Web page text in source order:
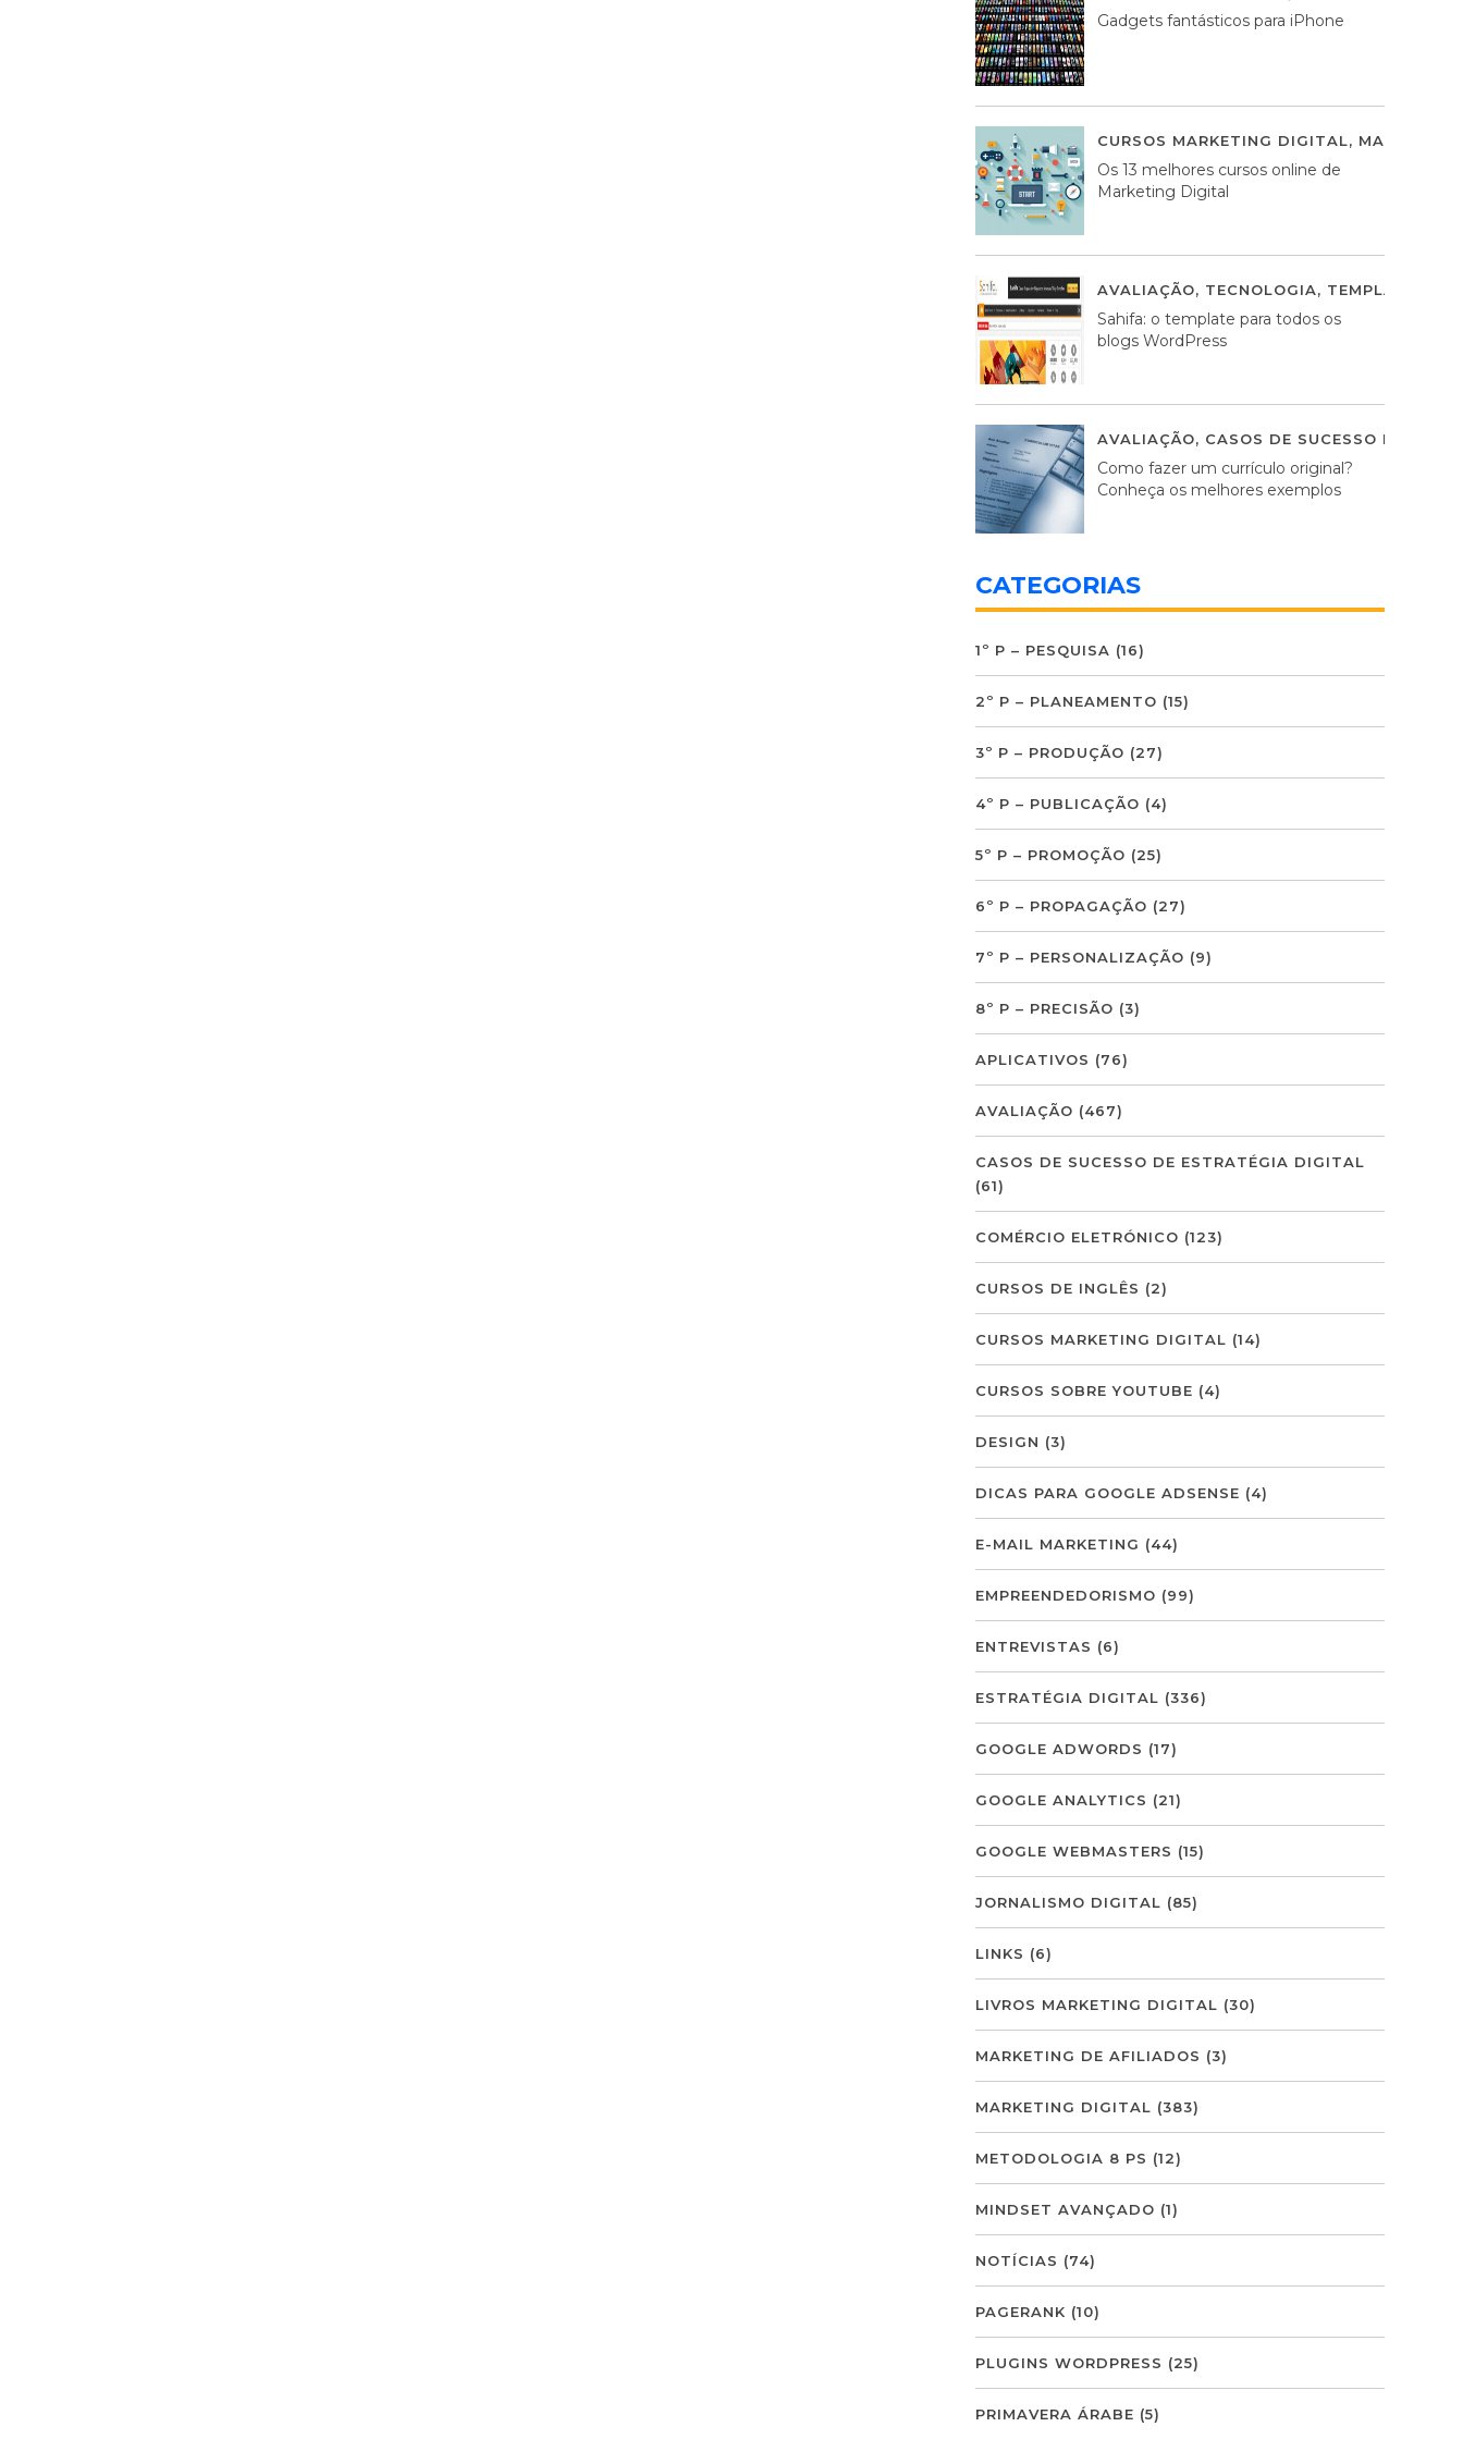
Gadgets fantásticos para iPhone
CURSOS MARKETING DIGITAL,
Os 13 melhores cursos online de
Marketing Digital
AVALIAÇÃO, TECNOLOGIA, TEMPLATES
Sahifa: o template para todos os
blogs WordPress
AVALIAÇÃO, CASOS DE SUCESSO DE
Como fazer um currículo original?
Conheça os melhores exemplos
CATEGORIAS
1º P – PESQUISA (16)
2º P – PLANEAMENTO (15)
3º P – PRODUÇÃO (27)
4º P – PUBLICAÇÃO (4)
5º P – PROMOÇÃO (25)
6º P – PROPAGAÇÃO (27)
7º P – PERSONALIZAÇÃO (9)
8º P – PRECISÃO (3)
APLICATIVOS (76)
AVALIAÇÃO (467)
CASOS DE SUCESSO DE ESTRATÉGIA DIGITAL
(61)
COMÉRCIO ELETRÓNICO (123)
CURSOS DE INGLÊS (2)
CURSOS MARKETING DIGITAL (14)
CURSOS SOBRE YOUTUBE (4)
DESIGN (3)
DICAS PARA GOOGLE ADSENSE (4)
E-MAIL MARKETING (44)
EMPREENDEDORISMO (99)
ENTREVISTAS (6)
ESTRATÉGIA DIGITAL (336)
GOOGLE ADWORDS (17)
GOOGLE ANALYTICS (21)
GOOGLE WEBMASTERS (15)
JORNALISMO DIGITAL (85)
LINKS (6)
LIVROS MARKETING DIGITAL (30)
MARKETING DE AFILIADOS (3)
MARKETING DIGITAL (383)
METODOLOGIA 8 PS (12)
MINDSET AVANÇADO (1)
NOTÍCIAS (74)
PAGERANK (10)
PLUGINS WORDPRESS (25)
PRIMAVERA ÁRABE (5)